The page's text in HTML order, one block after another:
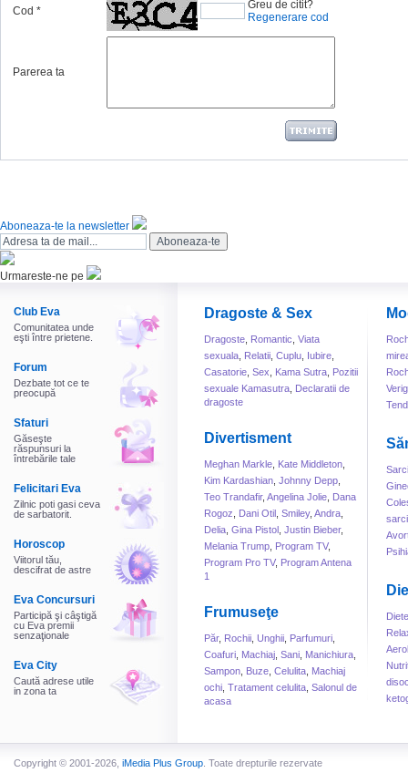
Cod *
Greu de citit?
Regenerare cod
Parerea ta
Aboneaza-te la newsletter
Urmareste-ne pe
Club Eva
Comunitatea unde
eşti între prietene.
Forum
Dezbate tot ce te
preocupă
Sfaturi
Găseşte
răspunsuri la
întrebările tale
Felicitari Eva
Zilnic poti gasi ceva
de sarbatorit.
Horoscop
Viitorul tău,
descifrat de astre
Eva Concursuri
Participă şi câştigă
cu Eva premii
senzaţionale
Eva City
Caută adrese utile
in zona ta
Dragoste & Sex
Dragoste Romantic Viata
sexuala Relatii Cuplu Iubire
Casatorie Sex Kama Sutra Pozitii
sexuale Kamasutra Declaratii de
dragoste
Divertisment
Meghan Markle Kate Middleton
Kim Kardashian Johnny Depp
Teo Trandafir, Angelina Jolie Dana
Rogoz
Dani Otil Smiley, Andra
Delia Gina Pistol Justin Bieber,
Melania Trump Program TV,
Program Pro TV, Program Antena
1
Frumuseţe
Păr, Rochii Unghii Parfumuri
Coafuri Machiaj Sani Manichiura
Sampon Buze Celulita Machiaj
ochi Tratament celulita Salonul de
acasa
Diete
Copyright © 2001-2026, iMedia Plus Group . Toate drepturile rezervate